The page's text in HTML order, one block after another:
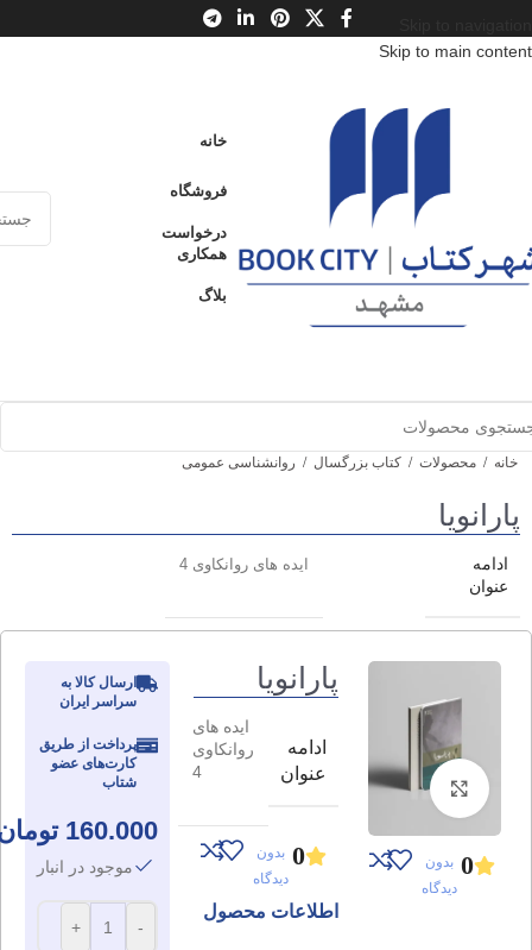
Skip to main content
خانه
فروشگاه
درخواست
همکاری
بلاگ
خانه / محصولات / کتاب بزرگسال / روانشناسی عمومی
پارانویا
ادامه
عنوان
ایده های روانکاوی 4
برای بزرگنمایی کلیک کنید
0 بدون
دیدگاه
پارانویا
ادامه
عنوان
ایده های
روانکاوی
4
0 بدون
دیدگاه
اطلاعات محصول
ارسال کالا به
سراسر ایران
پرداخت از طریق
کارت‌های عضو
شتاب
160.000
موجود در انبار
-
+